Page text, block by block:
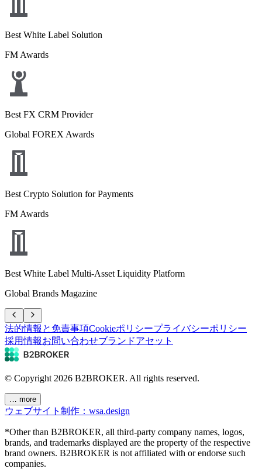
Best White Label Solution
FM Awards
Best FX CRM Provider
Global FOREX Awards
Best Crypto Solution for Payments
FM Awards
Best White Label Multi-Asset Liquidity Platform
Global Brands Magazine
法的情報と免責事項Cookieポリシープライバシーポリシー
採用情報お問い合わせブランドアセット
© Copyright 2026 B2BROKER. All rights reserved.
… more
ウェブサイト制作：wsa.design
*Other than B2BROKER, all third-party company names, logos,
brands, and trademarks displayed are the property of the respective
brand owners. B2BROKER is not affiliated with or endorse such
companies.